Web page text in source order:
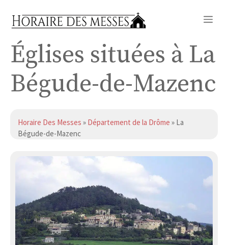
Églises situées à La
Bégude-de-Mazenc
Horaire Des Messes » Département de la Drôme » La
Bégude-de-Mazenc